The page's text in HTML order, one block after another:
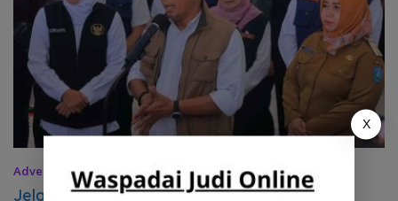
Advertorial 4 April 2023
Jelang Idul fitri, Pemkab Ponorogo Pastikan
X